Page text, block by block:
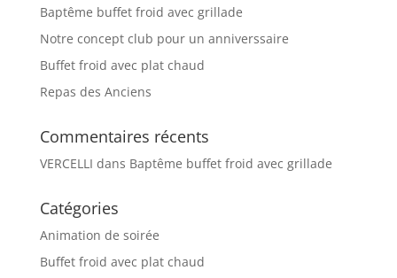
Baptême buffet froid avec grillade
Notre concept club pour un anniverssaire
Buffet froid avec plat chaud
Repas des Anciens
Commentaires récents
VERCELLI dans Baptême buffet froid avec grillade
Catégories
Animation de soirée
Buffet froid avec plat chaud